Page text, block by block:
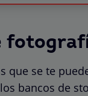
que se te
bancos de